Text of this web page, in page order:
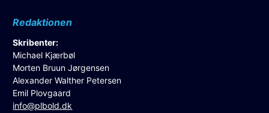
Redaktionen
Skribenter:
Michael Kjærbøl
Morten Bruun Jørgensen
Alexander Walther Petersen
Emil Plovgaard
info@plbold.dk